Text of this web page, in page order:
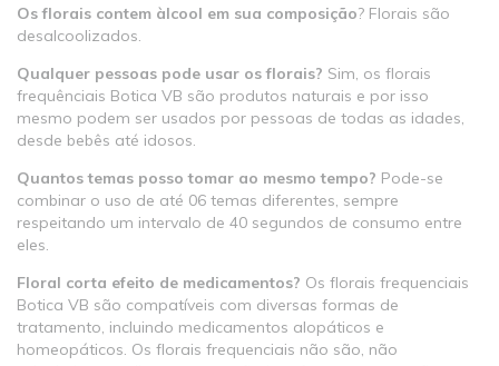
Os florais contem àlcool em sua composição? Florais são
desalcoolizados.
Qualquer pessoas pode usar os florais? Sim, os florais
frequênciais Botica VB são produtos naturais e por isso
mesmo podem ser usados por pessoas de todas as idades,
desde bebês até idosos.
Quantos temas posso tomar ao mesmo tempo? Pode-se
combinar o uso de até 06 temas diferentes, sempre
respeitando um intervalo de 40 segundos de consumo entre
eles.
Floral corta efeito de medicamentos? Os florais frequenciais
Botica VB são compatíveis com diversas formas de
tratamento, incluindo medicamentos alopáticos e
homeopáticos. Os florais frequenciais não são, não